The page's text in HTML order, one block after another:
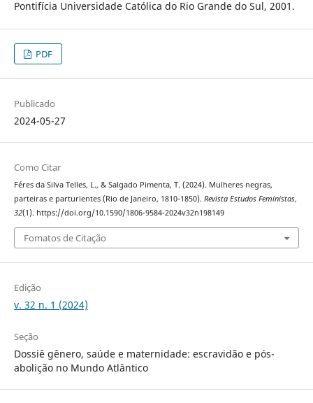
Pontifícia Universidade Católica do Rio Grande do Sul, 2001.
PDF
Publicado
2024-05-27
Como Citar
Féres da Silva Telles, L., & Salgado Pimenta, T. (2024). Mulheres negras,
parteiras e parturientes (Rio de Janeiro, 1810-1850). Revista Estudos Feministas,
32(1). https://doi.org/10.1590/1806-9584-2024v32n198149
Fomatos de Citação
Edição
v. 32 n. 1 (2024)
Seção
Dossiê gênero, saúde e maternidade: escravidão e pós-
abolição no Mundo Atlântico